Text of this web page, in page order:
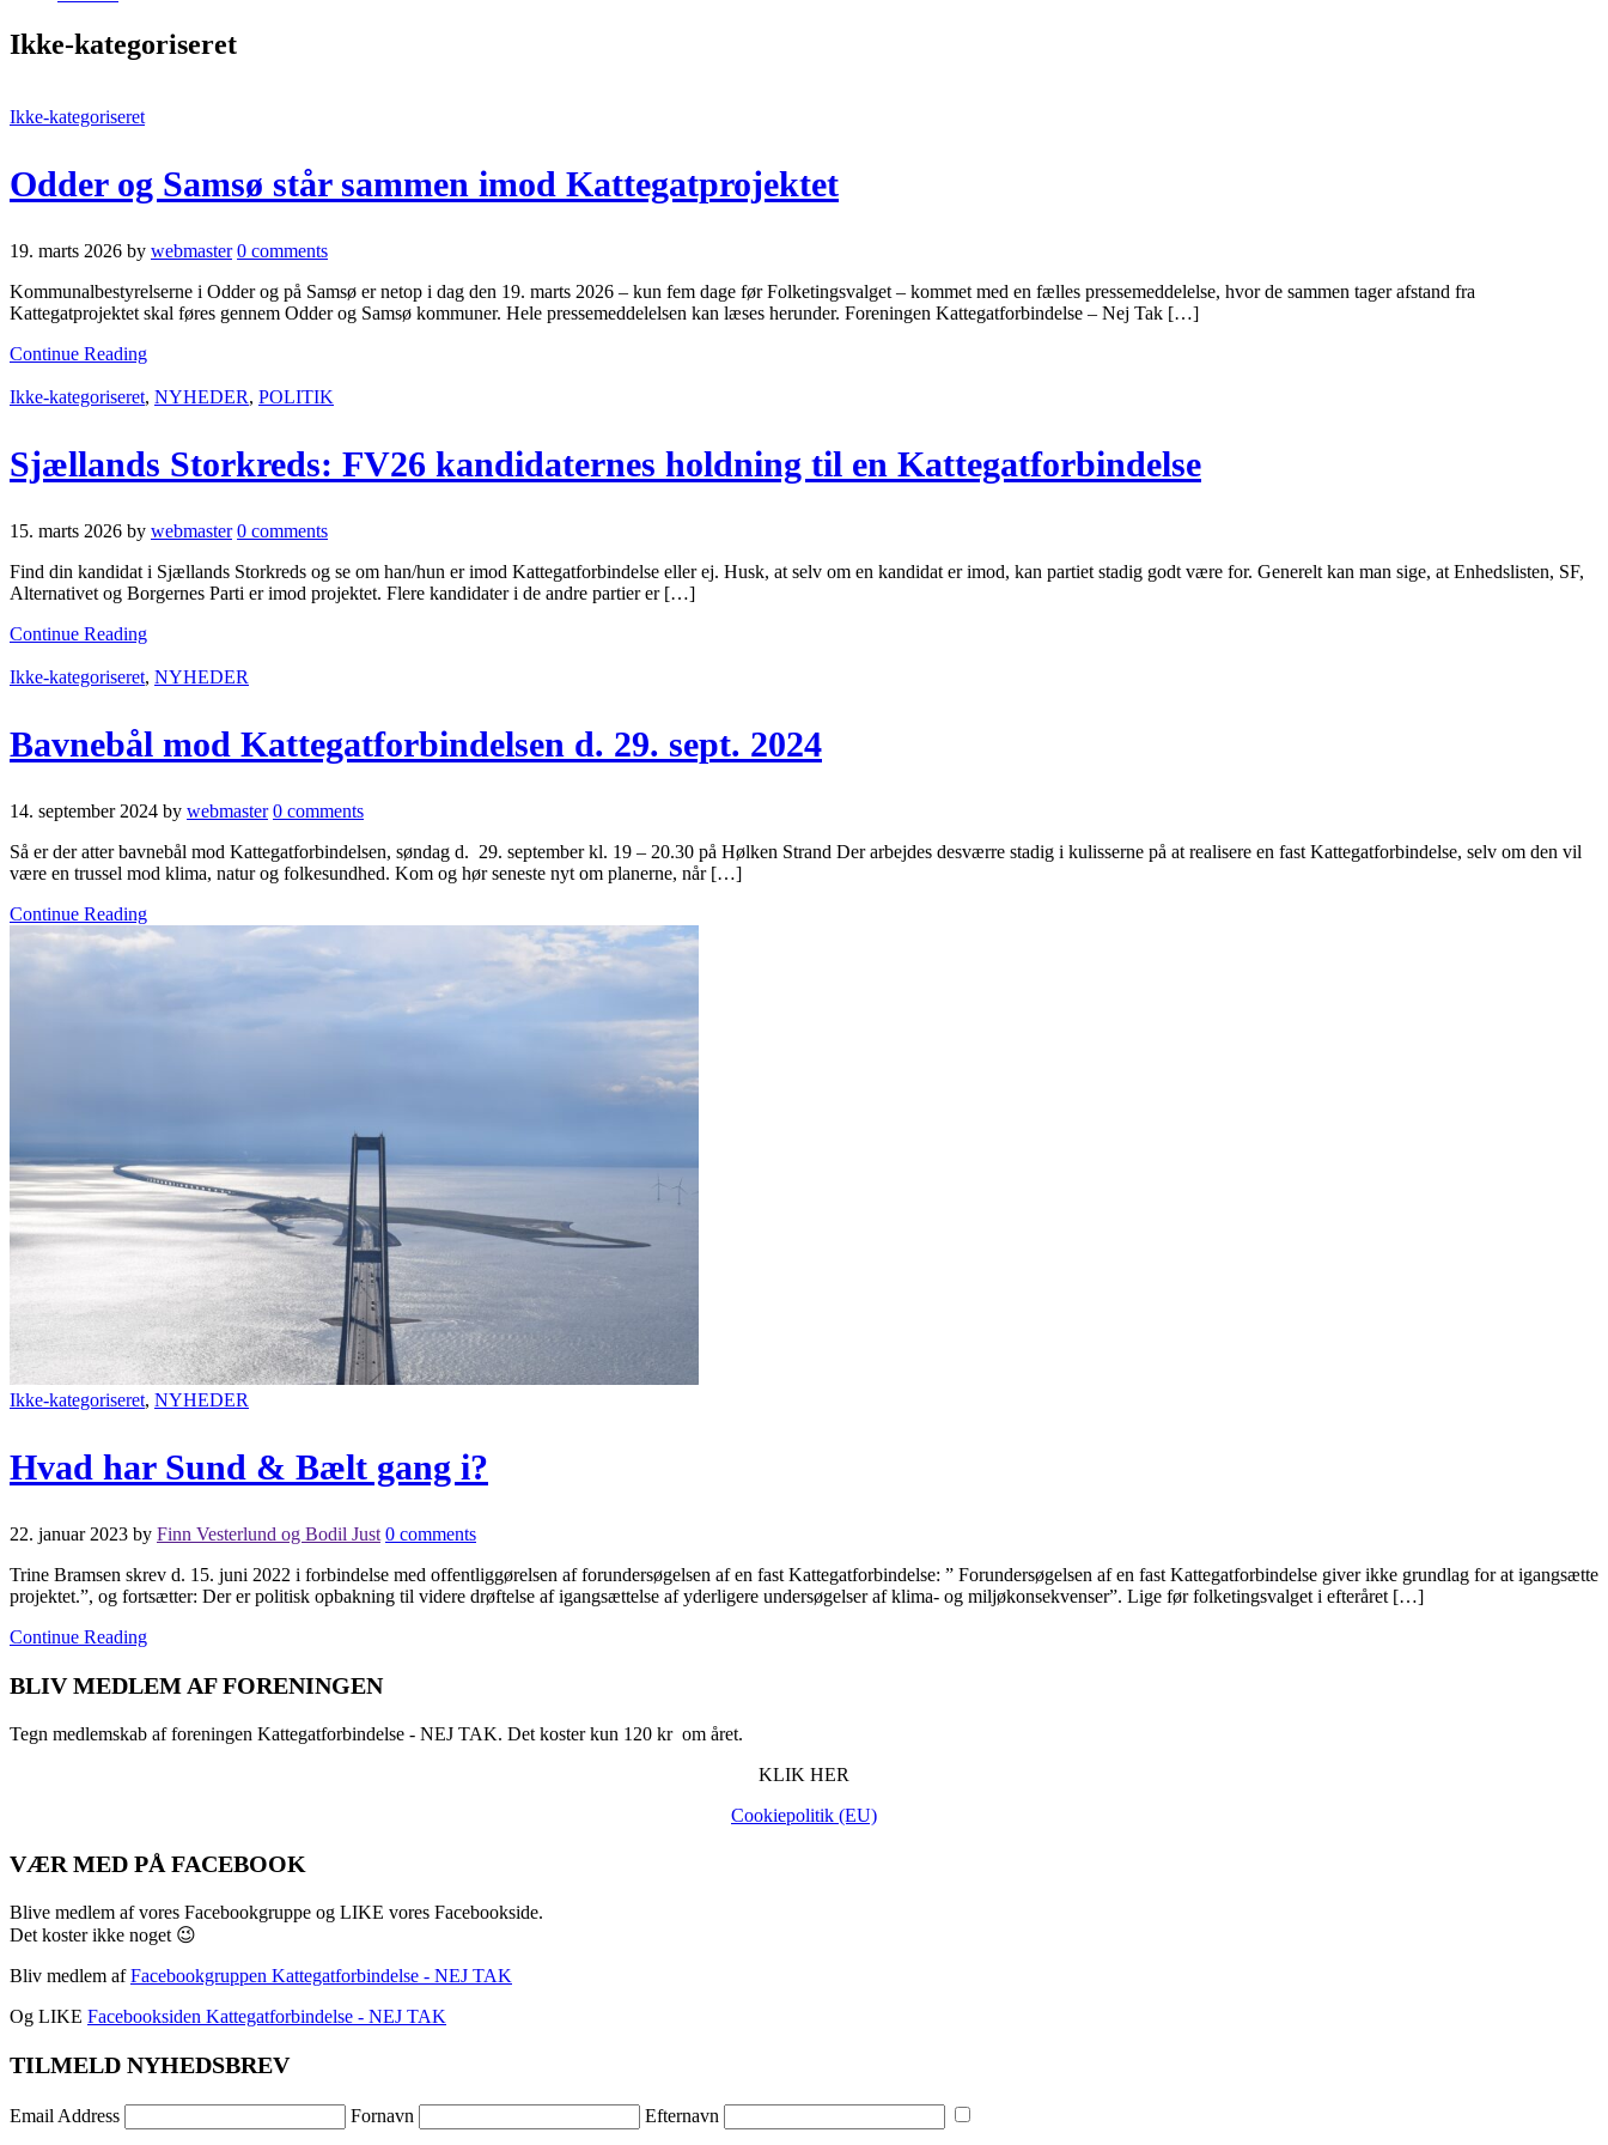
Ikke-kategoriseret
Ikke-kategoriseret
Odder og Samsø står sammen imod Kattegatprojektet
19. marts 2026 by webmaster 0 comments
Kommunalbestyrelserne i Odder og på Samsø er netop i dag den 19. marts 2026 – kun fem dage før Folketingsvalget – kommet med en fælles pressemeddelelse, hvor de sammen tager afstand fra
Kattegatprojektet skal føres gennem Odder og Samsø kommuner. Hele pressemeddelelsen kan læses herunder. Foreningen Kattegatforbindelse – Nej Tak […]
Continue Reading
Ikke-kategoriseret, NYHEDER, POLITIK
Sjællands Storkreds: FV26 kandidaternes holdning til en Kattegatforbindelse
15. marts 2026 by webmaster 0 comments
Find din kandidat i Sjællands Storkreds og se om han/hun er imod Kattegatforbindelse eller ej. Husk, at selv om en kandidat er imod, kan partiet stadig godt være for. Generelt kan man sige, at Enhedslisten, SF,
Alternativet og Borgernes Parti er imod projektet. Flere kandidater i de andre partier er […]
Continue Reading
Ikke-kategoriseret, NYHEDER
Bavnebål mod Kattegatforbindelsen d. 29. sept. 2024
14. september 2024 by webmaster 0 comments
Så er der atter bavnebål mod Kattegatforbindelsen, søndag d. 29. september kl. 19 – 20.30 på Hølken Strand Der arbejdes desværre stadig i kulisserne på at realisere en fast Kattegatforbindelse, selv om den vil
være en trussel mod klima, natur og folkesundhed. Kom og hør seneste nyt om planerne, når […]
Continue Reading
Ikke-kategoriseret, NYHEDER
Hvad har Sund & Bælt gang i?
22. januar 2023 by Finn Vesterlund og Bodil Just 0 comments
Trine Bramsen skrev d. 15. juni 2022 i forbindelse med offentliggørelsen af forundersøgelsen af en fast Kattegatforbindelse: ” Forundersøgelsen af en fast Kattegatforbindelse giver ikke grundlag for at igangsætte
projektet.”, og fortsætter: Der er politisk opbakning til videre drøftelse af igangsættelse af yderligere undersøgelser af klima- og miljøkonsekvenser”. Lige før folketingsvalget i efteråret […]
Continue Reading
BLIV MEDLEM AF FORENINGEN
Tegn medlemskab af foreningen Kattegatforbindelse - NEJ TAK. Det koster kun 120 kr om året.
KLIK HER
Cookiepolitik (EU)
VÆR MED PÅ FACEBOOK
Blive medlem af vores Facebookgruppe og LIKE vores Facebookside.
Det koster ikke noget 😉
Bliv medlem afFacebookgruppen Kattegatforbindelse - NEJ TAK
Og LIKE Facebooksiden Kattegatforbindelse - NEJ TAK
TILMELD NYHEDSBREV
Email Address Fornavn Efternavn